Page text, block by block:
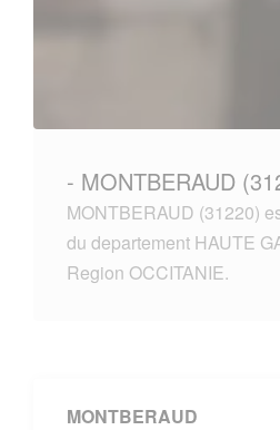
- MONTBERAUD
MONTBERAUD (31220)
du departement HAUTE
Region OCCITANIE.
MONTBERAUD